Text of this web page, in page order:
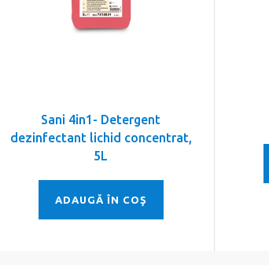
Sani 4in1- Detergent
dezinfectant lichid concentrat,
5L
ADAUGĂ ÎN COŞ